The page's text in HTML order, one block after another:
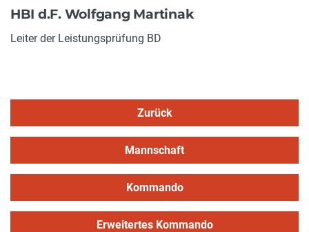
HBI d.F. Wolfgang Martinak
Leiter der Leistungsprüfung BD
Zurück
Mannschaft
Kommando
Erweitertes Kommando